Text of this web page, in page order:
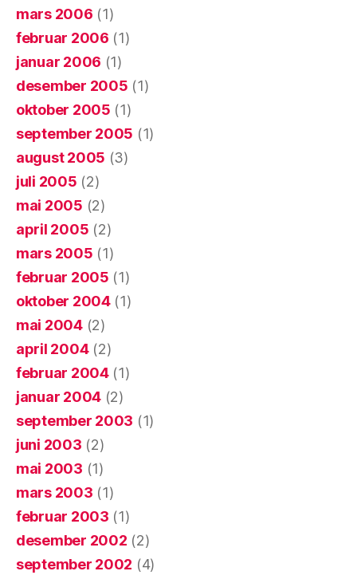
mars 2006 (1)
februar 2006 (1)
januar 2006 (1)
desember 2005 (1)
oktober 2005 (1)
september 2005 (1)
august 2005 (3)
juli 2005 (2)
mai 2005 (2)
april 2005 (2)
mars 2005 (1)
februar 2005 (1)
oktober 2004(1)
mai 2004(2)
april 2004(2)
februar 2004(1)
januar 2004 (2)
september 2003 (1)
juni 2003 (2)
mai 2003 (1)
mars 2003 (1)
februar 2003 (1)
desember 2002 (2)
september 2002 (4)